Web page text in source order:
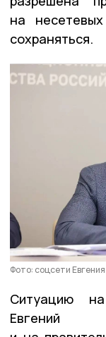
на
сохраняться.
Фото: соцсети
Ситуацию